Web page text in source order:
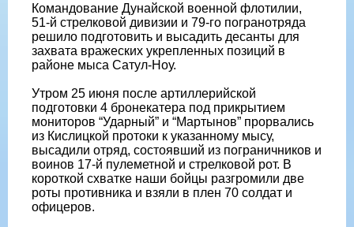
Командование Дунайской военной флотилии,
51-й стрелковой дивизии и 79-го погранотряда
решило подготовить и высадить десанты для
захвата вражеских укрепленных позиций в
районе мыса Сатул-Ноу.
Утром 25 июня после артиллерийской
подготовки 4 бронекатера под прикрытием
мониторов “Ударный” и “Мартынов” прорвались
из Кислицкой протоки к указанному мысу,
высадили отряд, состоявший из пограничников и
воинов 17-й пулеметной и стрелковой рот. В
короткой схватке наши бойцы разгромили две
роты противника и взяли в плен 70 солдат и
офицеров.